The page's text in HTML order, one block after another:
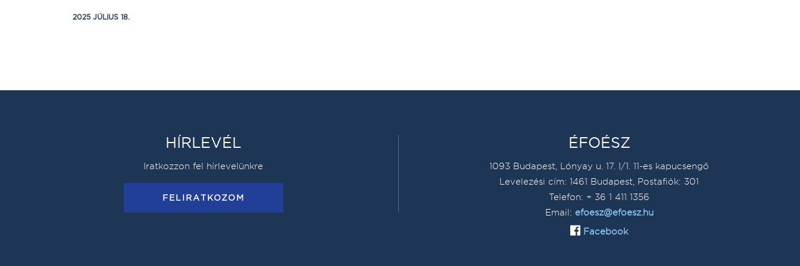
2025 JÚLIUS 18.
HÍRLEVÉL
Iratkozzon fel hírlevelünkre
FELIRATKOZOM
ÉFOÉSZ
1093 Budapest, Lónyay u. 17. I/1. 11-es kapucsengő
Levelezési cím: 1461 Budapest, Postafiók: 301
Telefon: + 36 1 411 1356
Email: efoesz@efoesz.hu
Facebook